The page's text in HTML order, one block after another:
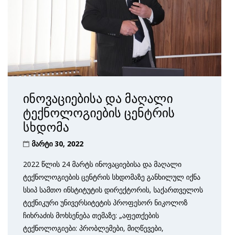
ინოვაციებისა და მაღალი
ტექნოლოგიების ცენტრის
სხდომა
მარტი 30, 2022
2022 წლის 24 მარტს ინოვაციებისა და მაღალი
ტექნოლოგიების ცენტრის სხდომაზე განხილულ იქნა
სსიპ სამთო ინსტიტუტის დირექტორის, საქართველოს
ტექნიკური უნივერსიტეტის პროფესორ ნიკოლოზ
ჩიხრაძის მოხსენება თემაზე: „აფეთქების
ტექნოლოგიები: პრობლემები, მიღწევები,